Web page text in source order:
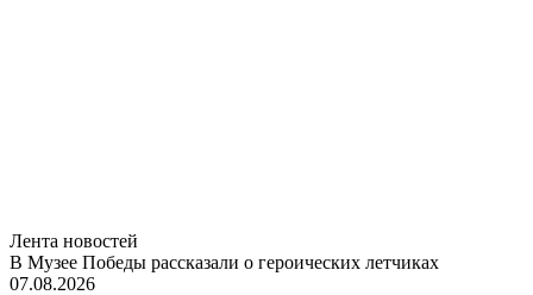
Лента новостей
В Музее Победы рассказали о героических летчиках
07.08.2026